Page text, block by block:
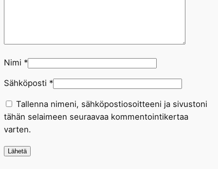
Nimi *
Sähköposti *
Tallenna nimeni, sähköpostiosoitteeni ja sivustoni
tähän selaimeen seuraavaa kommentointikertaa
varten.